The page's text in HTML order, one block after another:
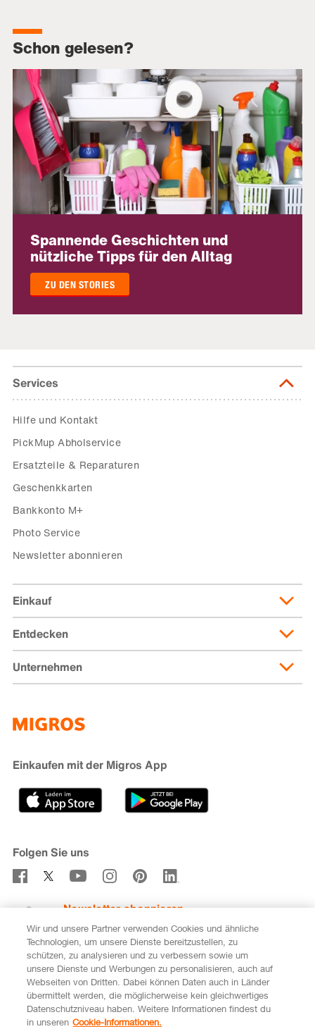
Schon gelesen?
Spannende Geschichten und
nützliche Tipps für den Alltag
ZU DEN STORIES
Services
Hilfe und Kontakt
PickMup Abholservice
Ersatzteile & Reparaturen
Geschenkkarten
Bankkonto M+
Photo Service
Newsletter abonnieren
Einkauf
Lieferung & Lieferkosten
Lieferpass
Zahlungsmöglichkeiten
Cumulus
Filialfinder
Entdecken
Migusto
iMpuls
Migros Bank
Unternehmen
Nachhaltigkeit
Karriere
Sponsoring
Medien
Verhaltenskodex & Meldestelle
Einkaufen mit der Migros App
Folgen Sie uns
Newsletter abonnieren
Rechtliches Datenschutz
Impressum
Cookie-Einstellungen
FR
Wir und unsere Partner verwenden Cookies und ähnliche
Technologien, um unsere Dienste bereitzustellen, zu
schützen, zu analysieren und zu verbessern sowie um
unsere Dienste und Werbungen zu personalisieren, auch auf
Webseiten von Dritten. Dabei können Daten auch in Länder
übermittelt werden, die möglicherweise kein gleichwertiges
Datenschutzniveau haben. Weitere Informationen findest du
in unseren Cookie-Informationen.